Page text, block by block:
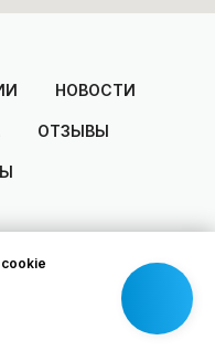
НОВОСТИ
ОТЗЫВЫ
Zakharov